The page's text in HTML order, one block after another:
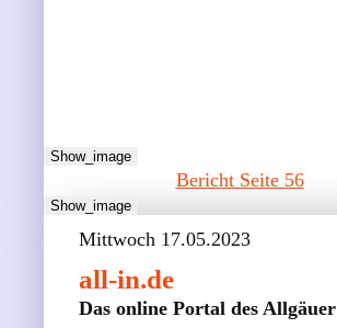
Show_image
Bericht Seite 56
Show_image
Mittwoch 17.05.2023
all-in.de
Das online Portal des Allgäuer